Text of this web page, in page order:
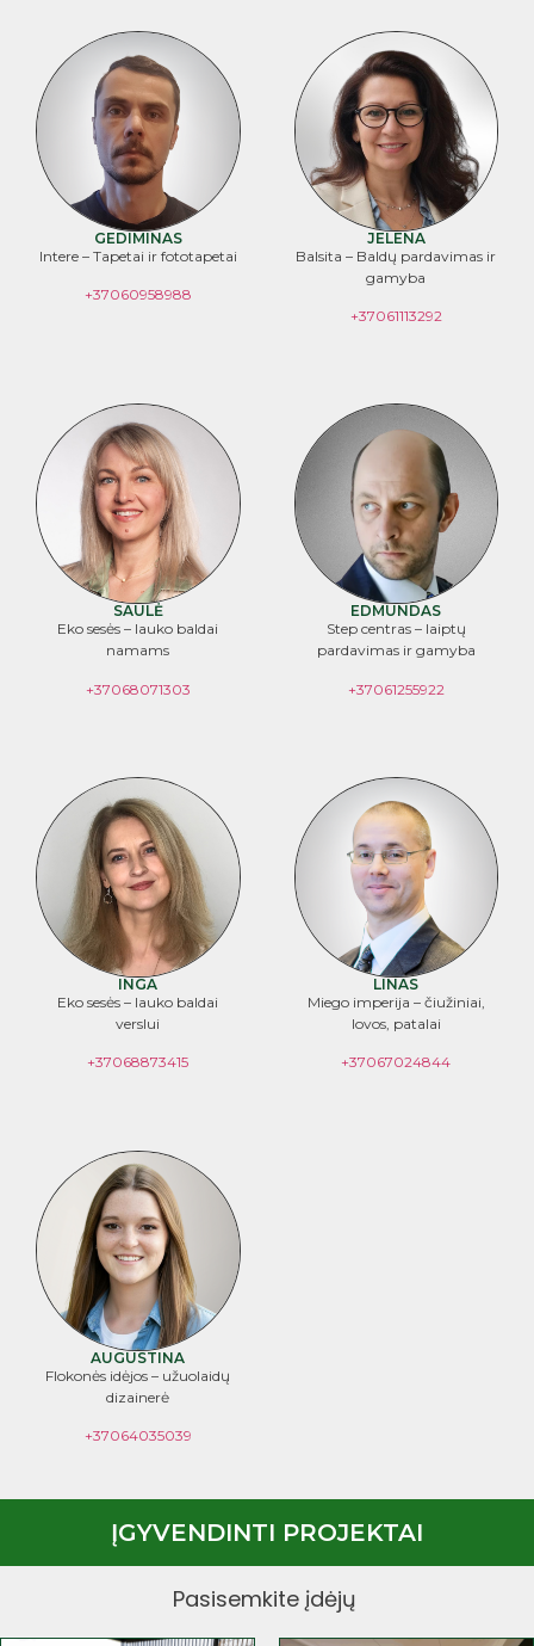
GEDIMINAS
Intere – Tapetai ir fototapetai
+37060958988
JELENA
Balsita – Baldų pardavimas ir
gamyba
+37061113292
SAULĖ
Eko sesės – lauko baldai
namams
+37068071303
EDMUNDAS
Step centras – laiptų
pardavimas ir gamyba
+37061255922
INGA
Eko sesės – lauko baldai
verslui
+37068873415
LINAS
Miego imperija – čiužiniai,
lovos, patalai
+37067024844
AUGUSTINA
Flokonės idėjos – užuolaidų
dizainerė
+37064035039
ĮGYVENDINTI PROJEKTAI
Pasisemkite įdėjų